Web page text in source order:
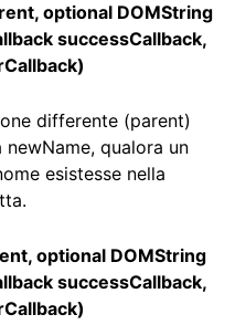
optional DOMString
successCallback,
differente (parent)
qualora un
esistesse nella
optional DOMString
successCallback,